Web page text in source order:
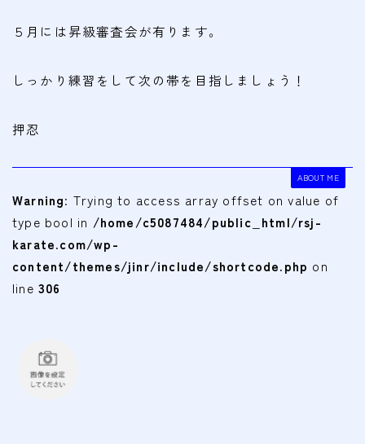
５月には昇級審査会が有ります。
しっかり練習をして次の帯を目指しましょう！
押忍
ABOUT ME
Warning: Trying to access array offset on value of
type bool in /home/c5087484/public_html/rsj-
karate.com/wp-
content/themes/jinr/include/shortcode.php on
line 306